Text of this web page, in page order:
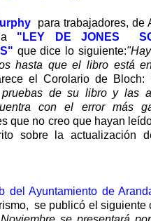
para trabajadores, de
"LEY DE JONES
que dice lo siguiente:
hasta que el libro está
el Corolario de Bloch:
de su libro y las
con el error más
que no creo que hayan
sobre la actualización
del Ayuntamiento de
se publicó el siguiente